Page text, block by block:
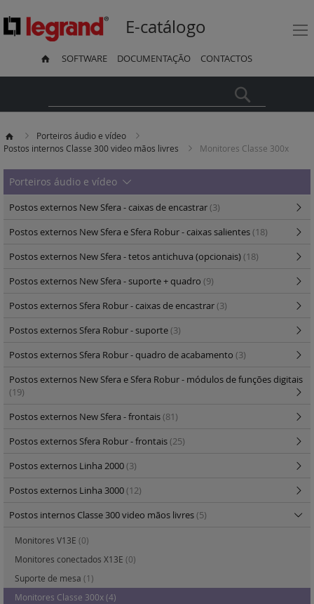
E-catálogo
SOFTWARE DOCUMENTAÇÃO CONTACTOS
Porteiros áudio e vídeo
Postos internos Classe 300 video mãos livres
Monitores Classe 300x
Porteiros áudio e vídeo
Postos externos New Sfera - caixas de encastrar(3)
Postos externos New Sfera e Sfera Robur - caixas salientes(18)
Postos externos New Sfera - tetos antichuva (opcionais)(18)
Postos externos New Sfera - suporte + quadro (9)
Postos externos Sfera Robur - caixas de encastrar(3)
Postos externos Sfera Robur - suporte(3)
Postos externos Sfera Robur - quadro de acabamento (3)
Postos externos New Sfera e Sfera Robur - módulos de funções digitais
(19)
Postos externos New Sfera - frontais(81)
Postos externos Sfera Robur - frontais(25)
Postos externos Linha 2000(3)
Postos externos Linha 3000(12)
Postos internos Classe 300 video mãos livres(5)
Monitores V13E (0)
Monitores conectados X13E (0)
Suporte de mesa (1)
Monitores Classe 300x(4)